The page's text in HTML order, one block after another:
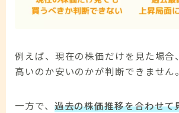
例えば、現在の株価だけを見た場合
高いのか安いのかが判断できません。
一方で、 過去の株価推移を合わせて